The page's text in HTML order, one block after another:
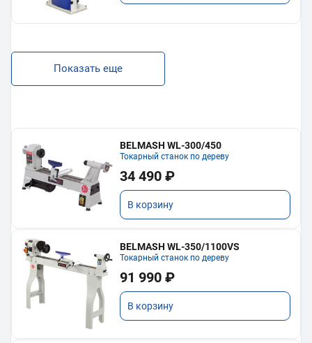
Показать еще
BELMASH WL-300/450
Токарный станок по дереву
34 490 ₽
В корзину
BELMASH WL-350/1100VS
Токарный станок по дереву
91 990 ₽
В корзину